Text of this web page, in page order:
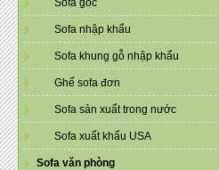
Sofa góc
Sofa nhập khẩu
Sofa khung gỗ nhập khẩu
Ghế sofa đơn
Sofa sản xuất trong nước
Sofa xuất khẩu USA
Sofa văn phòng